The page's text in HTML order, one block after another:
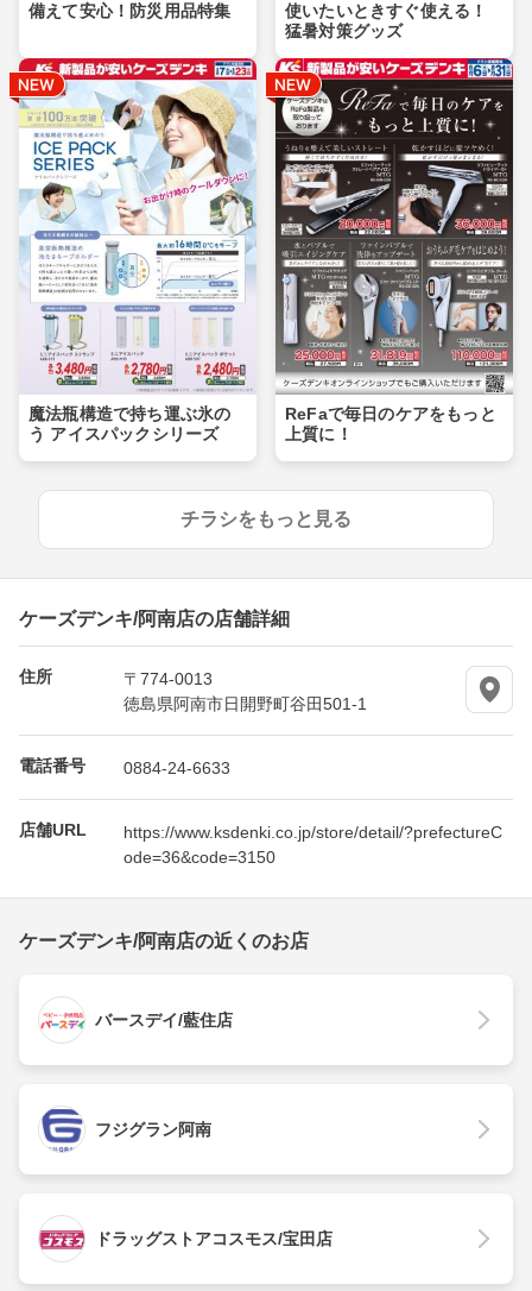
備えて安心！防災用品特集
使いたいときすぐ使える！
猛暑対策グッズ
魔法瓶構造で持ち運ぶ氷の
う アイスパックシリーズ
ReFaで毎日のケアをもっと
上質に！
チラシをもっと見る
ケーズデンキ/阿南店の店舗詳細
住所
〒774-0013
徳島県阿南市日開野町谷田501-1
電話番号 0884-24-6633
店舗URL
https://www.ksdenki.co.jp/store/detail/?prefectureC
ode=36&code=3150
ケーズデンキ/阿南店の近くのお店
バースデイ/藍住店
フジグラン阿南
ドラッグストアコスモス/宝田店